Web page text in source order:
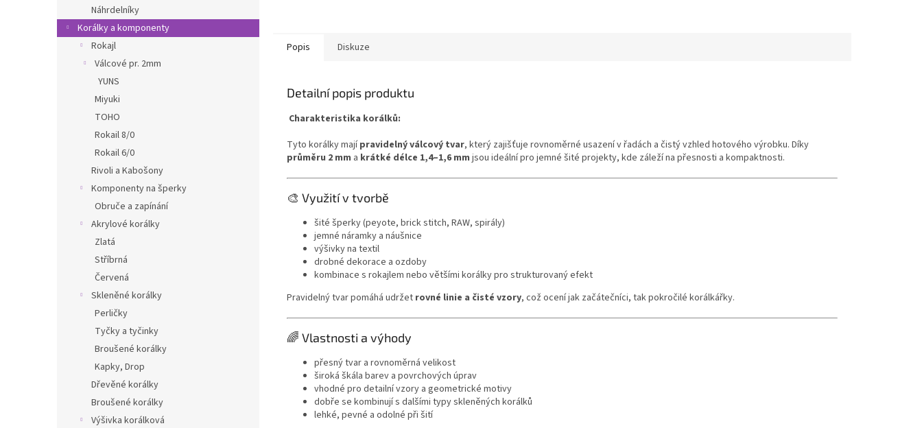
Náhrdelníky
Korálky a komponenty
Rokajl
Válcové pr. 2mm
YUNS
Miyuki
TOHO
Rokail 8/0
Rokail 6/0
Rivoli a Kabošony
Komponenty na šperky
Obruče a zapínání
Akrylové korálky
Zlatá
Stříbrná
Červená
Skleněné korálky
Perličky
Tyčky a tyčinky
Broušené korálky
Kapky, Drop
Dřevěné korálky
Broušené korálky
Výšivka korálková
Popis Diskuze
Detailní popis produktu
Charakteristika korálků:
Tyto korálky majípravidelný válcový tvar, který zajišťuje rovnoměrné usazení v řadách a čistý vzhled hotového výrobku. Díky
průměru 2 mm a krátké délce 1,4–1,6 mm jsou ideální pro jemné šité projekty, kde záleží na přesnosti a kompaktnosti.
🎨 Využití v tvorbě
šité šperky (peyote, brick stitch, RAW, spirály)
jemné náramky a náušnice
výšivky na textil
drobné dekorace a ozdoby
kombinace s rokajlem nebo většími korálky pro strukturovaný efekt
Pravidelný tvar pomáhá udržet rovné linie a čisté vzory, což ocení jak začátečníci, tak pokročilé korálkářky.
🌈 Vlastnosti a výhody
přesný tvar a rovnoměrná velikost
široká škála barev a povrchových úprav
vhodné pro detailní vzory a geometrické motivy
dobře se kombinují s dalšími typy skleněných korálků
lehké, pevné a odolné při šití